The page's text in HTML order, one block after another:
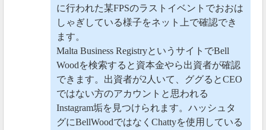
に行われた某FPSのラストイベントでおおは
しゃぎしている様子をネット上で確認でき
ます。
Malta Business RegistryというサイトでBell
Woodを検索すると資本金やら出資者が確認
できます。出資者が2人いて、ググるとCEO
ではない方のアカウントと思われる
Instagram垢を見つけられます。ハッシュタ
グにBellWoodではなくChattyを使用している